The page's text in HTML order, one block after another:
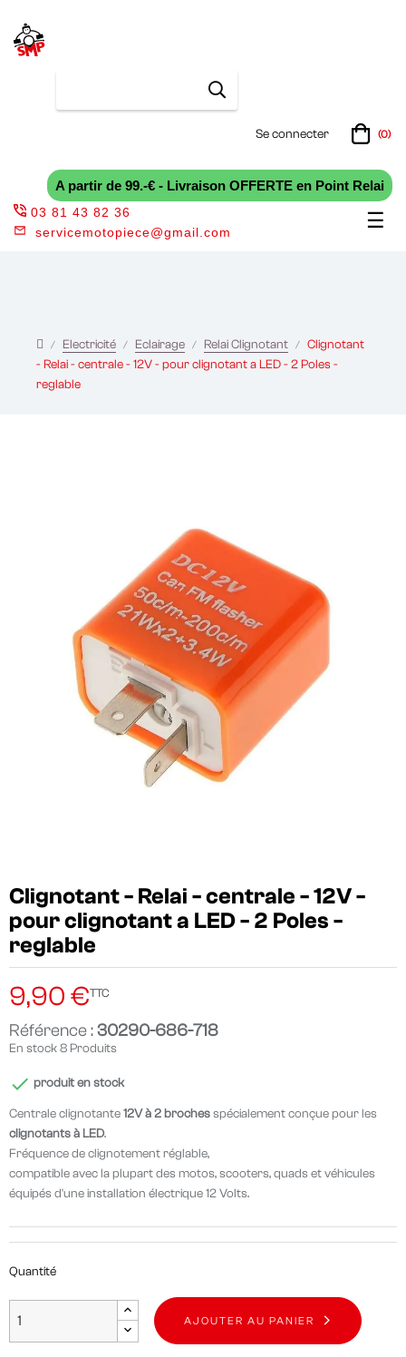
Se connecter (0)
A partir de 99.-€ - Livraison OFFERTE en Point Relai
☰
03 81 43 82 36
servicemotopiece@gmail.com
Electricité Eclairage Relai Clignotant
Clignotant
- Relai - centrale - 12V - pour clignotant a LED - 2 Poles -
reglable
Clignotant - Relai - centrale - 12V -
pour clignotant a LED - 2 Poles -
reglable
9,90 €TTC
Référence :30290-686-718
En stock8 Produits
 produit en stock
Centrale clignotante12V à 2 brochesspécialement conçue pour les
clignotants à LED.
Fréquence de clignotement réglable,
compatible avec la plupart des motos, scooters, quads et véhicules
équipés d'une installation électrique 12 Volts.
Quantité
AJOUTER AU PANIER